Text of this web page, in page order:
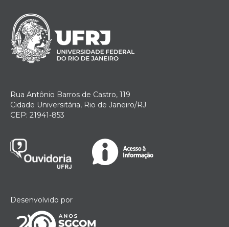
Rua Antônio Barros de Castro, 119
Cidade Universitária, Rio de Janeiro/RJ
CEP: 21941-853
Desenvolvido por